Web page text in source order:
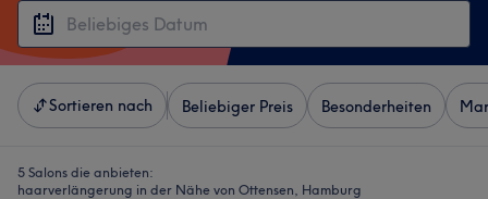
Sortieren nach Beliebiger Preis Besonderheiten
5 Salons die anbieten:
haarverlängerung in der Nähe von Ottensen, Hamburg